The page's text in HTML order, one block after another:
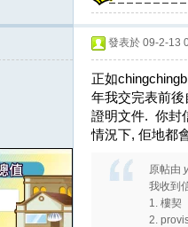
發表於 09-2-13
正如
年我交完表前
證明文件. 你封
情況下, 佢地都
原帖由
我收到
1. 樓契
2.